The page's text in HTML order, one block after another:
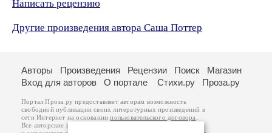
Написать рецензию
Другие произведения автора Саша Поттер
Авторы Произведения Рецензии Поиск
Магазин
Вход для авторов
О портале Стихи.ру Проза.ру
Портал Проза.ру предоставляет авторам возможность
свободной публикации своих литературных произведений в
сети Интернет на основаниипользовательского договора
Все авторские права на произведения принадлежат авторам